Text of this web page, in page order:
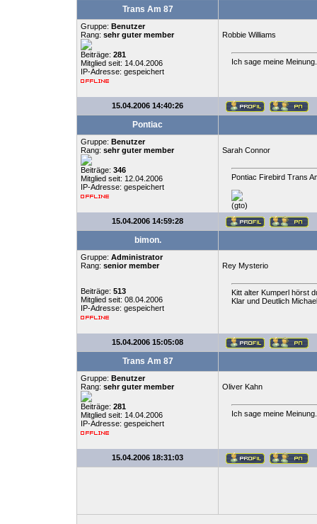
Trans Am 87
Gruppe: Benutzer
Rang: sehr guter member
Beiträge: 281
Mitglied seit: 14.04.2006
IP-Adresse: gespeichert
Robbie Williams
Ich sage meine Meinung.
15.04.2006 14:40:26
Pontiac
Gruppe: Benutzer
Rang: sehr guter member
Beiträge: 346
Mitglied seit: 12.04.2006
IP-Adresse: gespeichert
Sarah Connor
Pontiac Firebird Trans
(gto)
15.04.2006 14:59:28
bimon.
Gruppe: Administrator
Rang: senior member
Beiträge: 513
Mitglied seit: 08.04.2006
IP-Adresse: gespeichert
Rey Mysterio
Kitt alter Kumperl hörst
Klar und Deutlich Michael.
15.04.2006 15:05:08
Trans Am 87
Gruppe: Benutzer
Rang: sehr guter member
Beiträge: 281
Mitglied seit: 14.04.2006
IP-Adresse: gespeichert
Oliver Kahn
Ich sage meine Meinung.
15.04.2006 18:31:03